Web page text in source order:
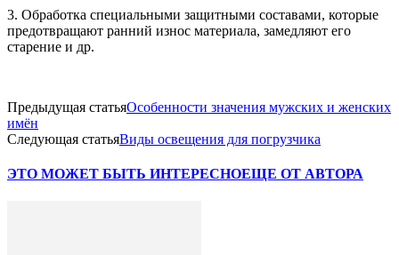
3. Обработка специальными защитными составами, которые
предотвращают ранний износ материала, замедляют его
старение и др.
Предыдущая статьяОсобенности значения мужских и женских
имён
Следующая статьяВиды освещения для погрузчика
ЭТО МОЖЕТ БЫТЬ ИНТЕРЕСНОЕЩЕ ОТ АВТОРА